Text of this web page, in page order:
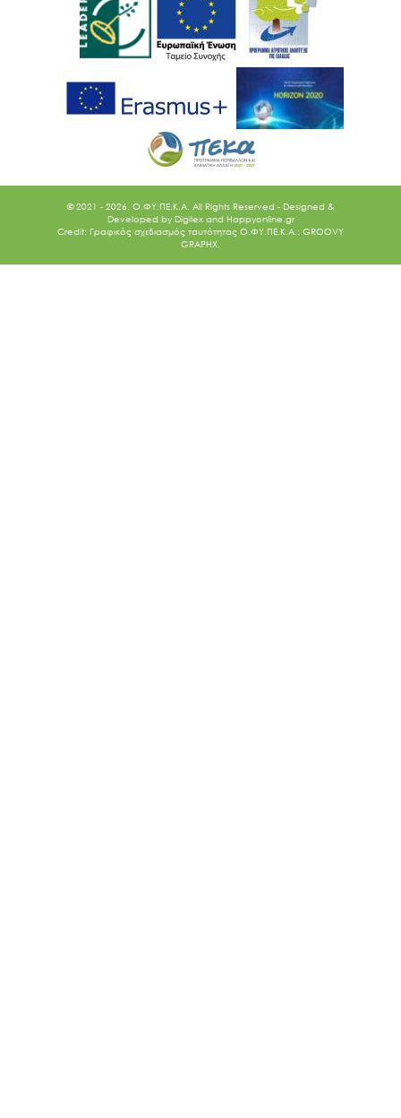
© 2021 - 2026. O.ΦΥ.ΠΕ.Κ.Α. All Rights Reserved - Designed &
Developed by Digilex and Happyonline.gr
Credit: Γραφικός σχεδιασμός ταυτότητας Ο.ΦΥ.ΠΕ.Κ.Α.: GROOVY
GRAPHX.